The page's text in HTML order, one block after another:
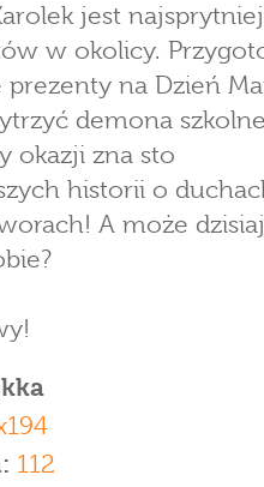
jest
w okolicy.
prezenty na Dzień
demona
okazji zna sto
historii o
A może
112